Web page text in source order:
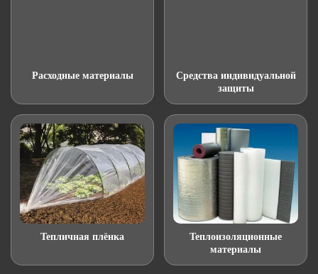
Расходные материалы
Средства индивидуальной
защиты
Тепличная плёнка
Теплоизоляционные
материалы